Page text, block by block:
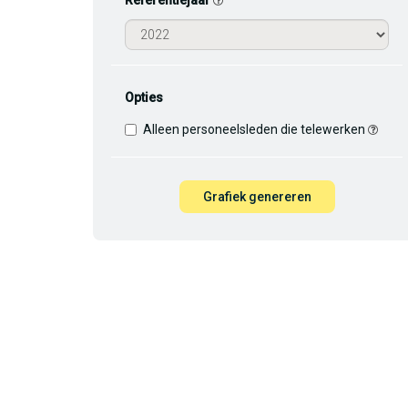
Opties
Alleen personeelsleden die telewerken
Grafiek genereren